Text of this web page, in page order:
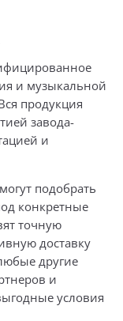
и музыкальной
продукция
завода-
и
подобрать
конкретные
точную
доставку
другие
и
условия